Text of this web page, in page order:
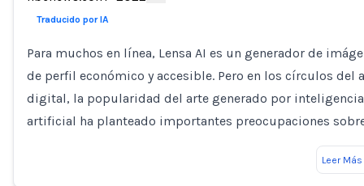
Traducido por IA
Para muchos en línea, Lensa AI es un generador de
de perfil económico y accesible. Pero en los círculos del
digital, la popularidad del arte generado por inteligencia
artificial ha planteado importantes preocupaciones
Leer Más